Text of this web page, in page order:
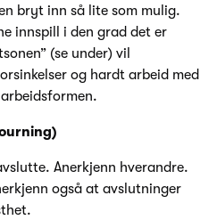
bryt inn så lite som mulig.
innspill i den grad det er
(se under) vil
og hardt arbeid med
Anerkjenn hverandre.
også at avslutninger